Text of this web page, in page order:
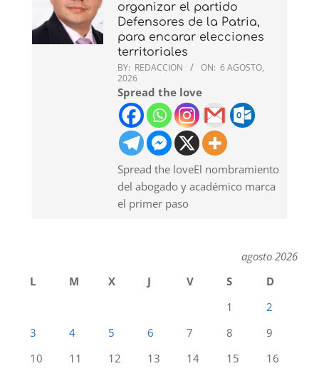
organizar el partido
Defensores de la Patria,
para encarar elecciones
territoriales
BY: REDACCION ON: 6 AGOSTO,
2026
Spread the love
Spread the loveEl nombramiento
del abogado y académico marca
el primer paso
agosto 2026
L
M X J V S
D
1
2
3
4 5 6 7 8
9
10
11 12 13 14 15
16